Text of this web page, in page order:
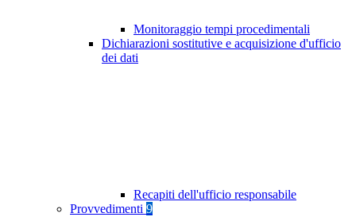
Monitoraggio tempi procedimentali
Dichiarazioni sostitutive e acquisizione d'ufficio
dei dati
Recapiti dell'ufficio responsabile
Provvedimenti 9